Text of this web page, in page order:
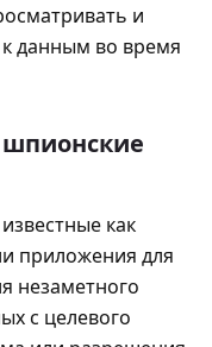
и
данным во время
как
приложения для
незаметного
с целевого